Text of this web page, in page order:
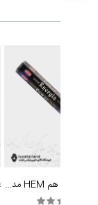
عود خوشبو کَننده هم HEM مدل انرژیا پاور Energia Power